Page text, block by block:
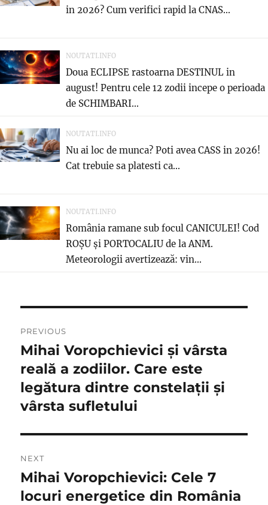
in 2026? Cum verifici rapid la CNAS...
NOUTATI.INFO
Doua ECLIPSE rastoarna DESTINUL in
august! Pentru cele 12 zodii incepe o perioada
de SCHIMBARI...
NOUTATI.INFO
Nu ai loc de munca? Poti avea CASS in 2026!
Cat trebuie sa platesti ca...
NOUTATI.INFO
România ramane sub focul CANICULEI! Cod
ROȘU și PORTOCALIU de la ANM.
Meteorologii avertizează: vin...
în
articole
PREVIOUS
Previous
post:
Mihai Voropchievici și vârsta
reală a zodiilor. Care este
legătura dintre constelații și
vârsta sufletului
NEXT
Next
post:
Mihai Voropchievici: Cele 7
locuri energetice din România